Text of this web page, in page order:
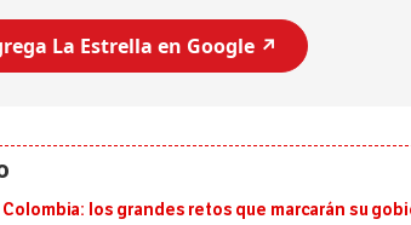
La Estrella en Google ↗️
los grandes retos que marcarán su
al sur de Japón,